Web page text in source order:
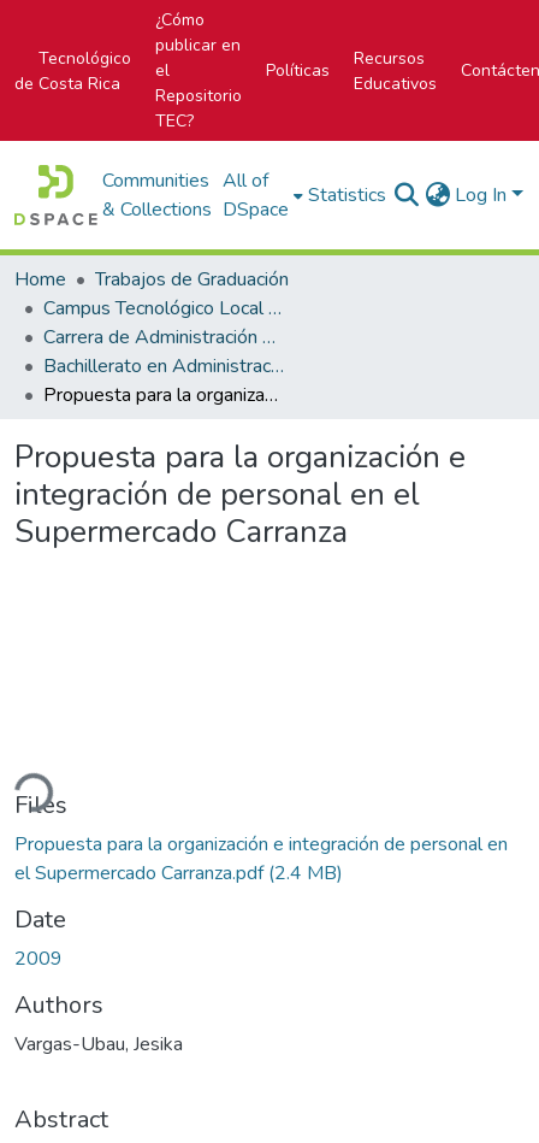
Tecnológico
de Costa Rica
¿Cómo
publicar en
el
Repositorio
TEC?
Políticas
Recursos
Educativos
Communities
& Collections
All of
DSpace
Statistics Log In
Home
Trabajos de Graduación
Campus Tecnológico Local San Carlos
Carrera de Administración de Empresas
Bachillerato en Administración de Empresas
Propuesta para la organización e integración de personal en el Supermercado Carranza
Propuesta para la organización e
integración de personal en el
Supermercado Carranza
Files
Propuesta para la organización e integración de personal en
el Supermercado Carranza.pdf(2.4 MB)
Date
2009
Authors
Vargas-Ubau, Jesika
Abstract